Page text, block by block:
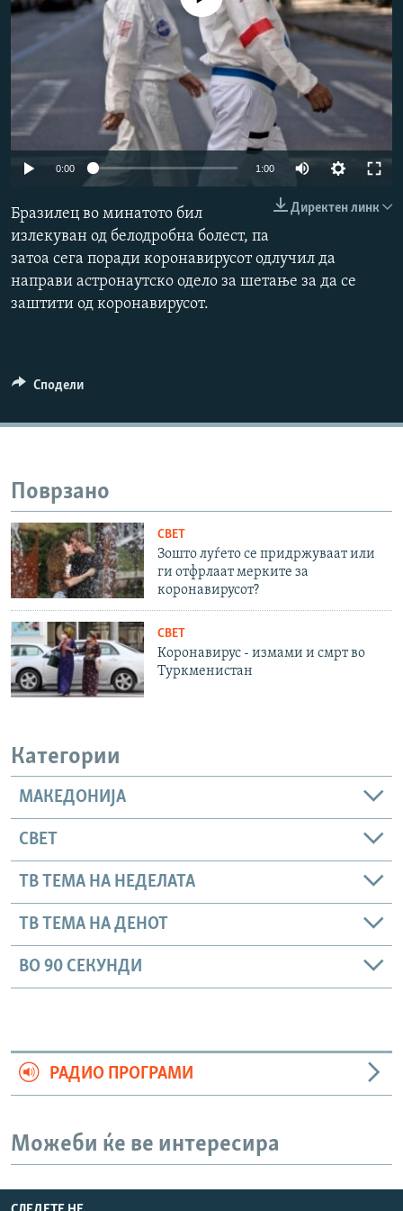
РСЕ веб страници
0:00 1:00
480p
720p
Директен линк
Бразилец во минатото бил
излекуван од белодробна болест, па
затоа сега поради коронавирусот одлучил да
направи астронаутско одело за шетање за да се
заштити од коронавирусот.
Сподели
Поврзано
СВЕТ
Зошто луѓето се придржуваат или
ги отфрлаат мерките за
коронавирусот?
СВЕТ
Коронавирус - измами и смрт во
Туркменистан
Категории
МАКЕДОНИЈА
СВЕТ
ТВ ТЕМА НА НЕДЕЛАТА
ТВ ТЕМА НА ДЕНОТ
ВО 90 СЕКУНДИ
РАДИО ПРОГРАМИ
Можеби ќе ве интересира